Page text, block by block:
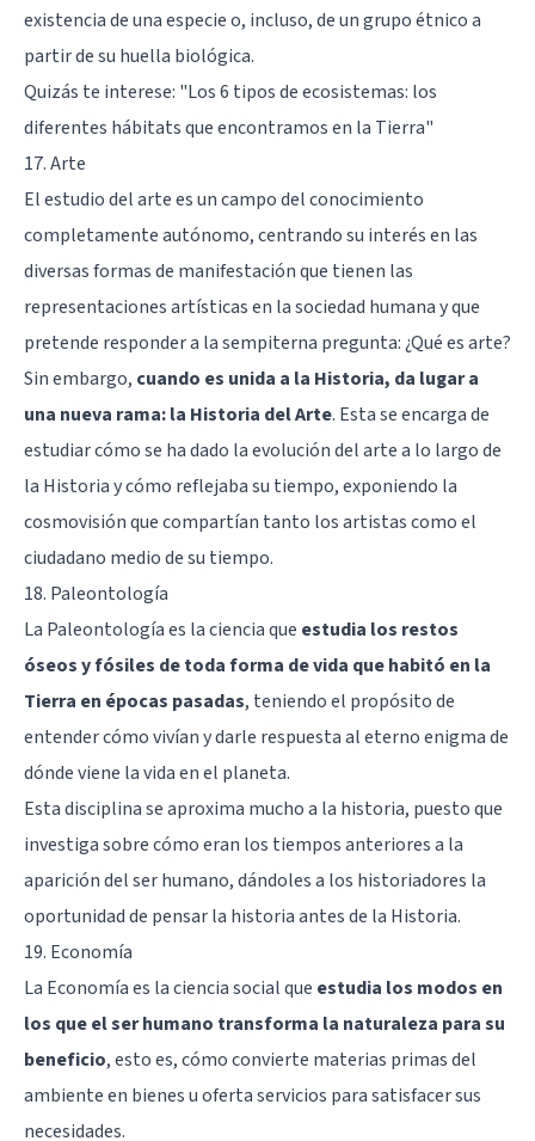
existencia de una especie o, incluso, de un grupo étnico a
partir de su huella biológica.
Quizás te interese: "Los 6 tipos de ecosistemas: los
diferentes hábitats que encontramos en la Tierra"
17. Arte
El estudio del arte es un campo del conocimiento
completamente autónomo, centrando su interés en las
diversas formas de manifestación que tienen las
representaciones artísticas en la sociedad humana y que
pretende responder a la sempiterna pregunta: ¿Qué es arte?
Sin embargo, cuando es unida a la Historia, da lugar a
una nueva rama: la Historia del Arte. Esta se encarga de
estudiar cómo se ha dado la evolución del arte a lo largo de
la Historia y cómo reflejaba su tiempo, exponiendo la
cosmovisión que compartían tanto los artistas como el
ciudadano medio de su tiempo.
18. Paleontología
La Paleontología es la ciencia que estudia los restos
óseos y fósiles de toda forma de vida que habitó en la
Tierra en épocas pasadas, teniendo el propósito de
entender cómo vivían y darle respuesta al eterno enigma de
dónde viene la vida en el planeta.
Esta disciplina se aproxima mucho a la historia, puesto que
investiga sobre cómo eran los tiempos anteriores a la
aparición del ser humano, dándoles a los historiadores la
oportunidad de pensar la historia antes de la Historia.
19. Economía
La Economía es la ciencia social que estudia los modos en
los que el ser humano transforma la naturaleza para su
beneficio, esto es, cómo convierte materias primas del
ambiente en bienes u oferta servicios para satisfacer sus
necesidades.